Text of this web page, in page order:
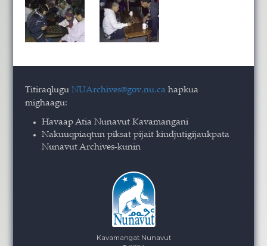
TitiraqluguNUArchives@gov.nu.ca hapkua
mighaagu:
Havaap Atia Nunavut Kavamangani
Nakuuqpiaqtun piksat pijait kiudjutigijaukpata
Nunavut Archives-kunin
Kavamangat Nunavut